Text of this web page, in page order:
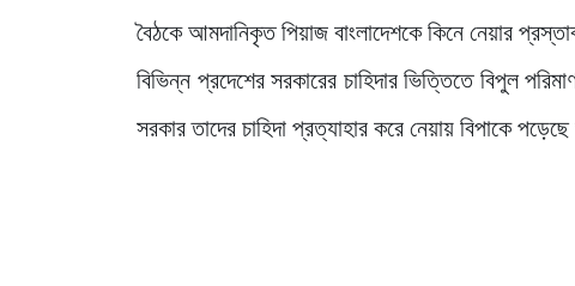
বৈঠকে আমদানিকৃত পিয়াজ বাংলাদেশকে কিনে নেয়ার
বিভিন্ন প্রদেশের সরকারের চাহিদার ভিত্তিতে বিপুল
সরকার তাদের চাহিদা প্রত্যাহার করে নেয়ায় বিপাকে